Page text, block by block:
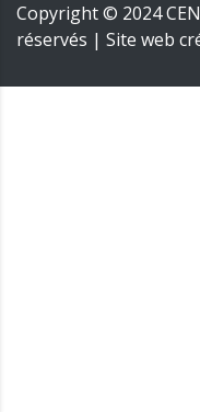
Copyright © 2024
réservés | Site web